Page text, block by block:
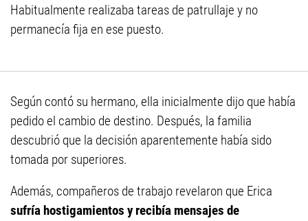
Habitualmente realizaba tareas de patrullaje y no
permanecía fija en ese puesto.
Según contó su hermano, ella inicialmente dijo que había
pedido el cambio de destino. Después, la familia
descubrió que la decisión aparentemente había sido
tomada por superiores.
Además, compañeros de trabajo revelaron que Erica
sufría hostigamientos y recibía mensajes de